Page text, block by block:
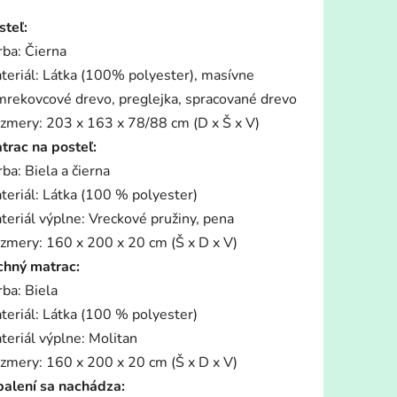
Čierna
Látka (100% polyester), masívne
drevo, preglejka, spracované drevo
203 x 163 x 78/88 cm (D x Š x V)
na posteľ:
Biela a čierna
Látka (100 % polyester)
výplne: Vreckové pružiny, pena
160 x 200 x 20 cm (Š x D x V)
matrac:
Biela
Látka (100 % polyester)
výplne: Molitan
160 x 200 x 20 cm (Š x D x V)
sa nachádza: